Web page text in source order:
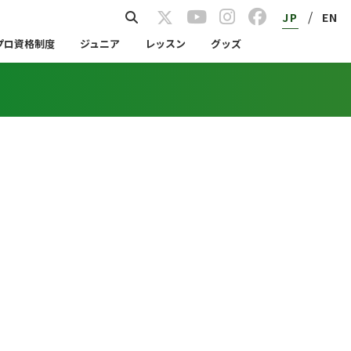
JP / EN
ロ資格制度 ジュニア レッスン グッズ